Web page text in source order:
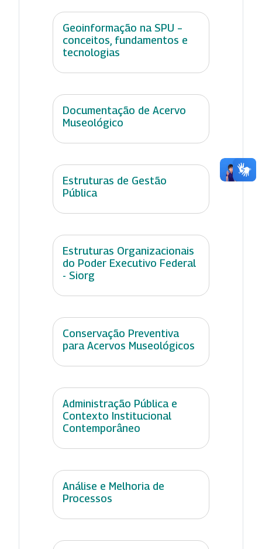
Geoinformação na SPU –
conceitos, fundamentos e
tecnologias
Documentação de Acervo
Museológico
Estruturas de Gestão
Pública
Estruturas Organizacionais
do Poder Executivo Federal
- Siorg
Conservação Preventiva
para Acervos Museológicos
Administração Pública e
Contexto Institucional
Contemporâneo
Análise e Melhoria de
Processos